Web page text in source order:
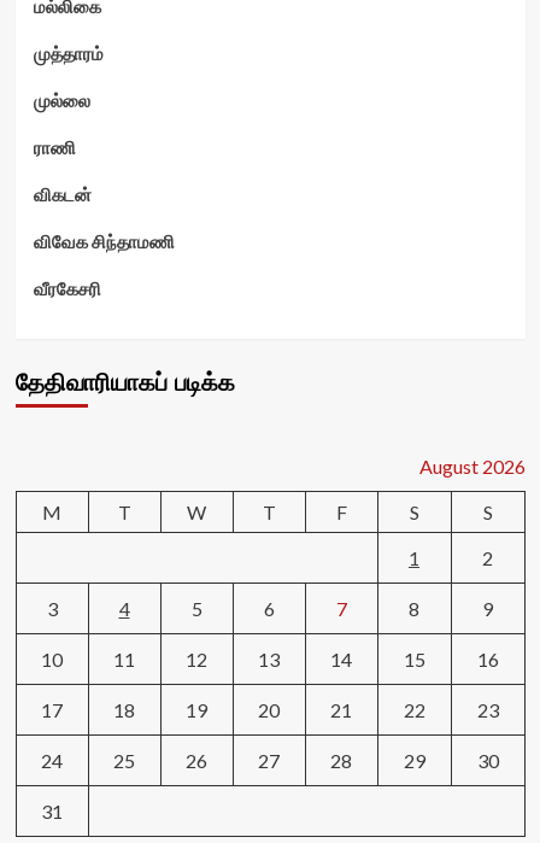
மல்லிகை
முத்தாரம்
முல்லை
ராணி
விகடன்
விவேக சிந்தாமணி
வீரகேசரி
தேதிவாரியாகப் படிக்க
August 2026
M
T W T F S
S
1
2
3 4 5 6 7 8 9
10 11 12 13 14 15 16
17 18 19 20 21 22 23
24 25 26 27 28 29 30
31